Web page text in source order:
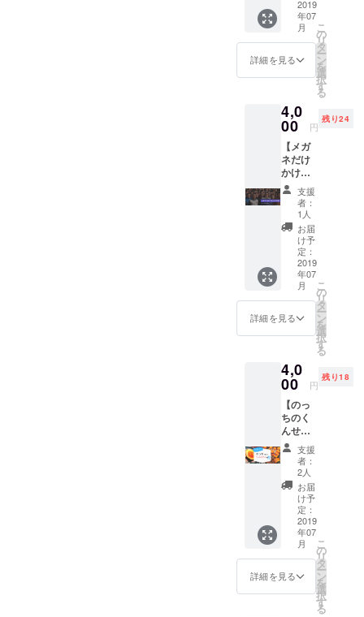
金が発
生いた
しま
す。
19:00〜
のっち
セレク
ト日本
酒飲み
比べ放
題 人数
て12〜
20種く
らいで
やっ
ちゃお
うかと
思って
おりま
す笑 燻
製や日
本酒の
アテも
作りま
す！！
僕は何
かにコ
スプレ
Rooter
で開催
いたし
ます。
2019
年07
月
詳細を見る
こ
の
リ
タ
ー
ン
を
選
択
す
る
4,0
00 円
残り24
【メガ
ネだけ
かけて
る人だ
けのお
食事
会】 自
分に
あった
リター
ンがな
かっ
た… で
も俺メ
ガネか
けて
んなあ
なたに
ピッタ
リなリ
ターン
です。
度の有
無・レ
ンズの
有無問
いませ
ん 「た
だの支
援」を
選んで
頂くだ
けでは
支援
者：
1人
お届
け予
定：
2019
年07
月
詳細を見る
こ
の
リ
タ
ー
ン
を
選
択
す
る
4,0
00 円
残り18
【のっ
ちのく
んせい
教室】
燻製を
始めて
まだ短
めです
が 教え
てほし
いとの
声が多
かった
ので リ
ターン
として
支援
者：
2人
お届
け予
定：
2019
年07
月
詳細を見る
こ
の
リ
タ
ー
ン
を
選
択
す
る